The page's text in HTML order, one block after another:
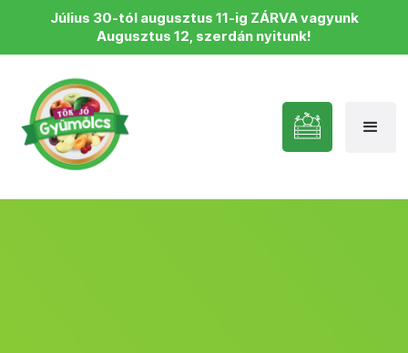
Július 30-tól augusztus 11-ig ZÁRVA vagyunk
Augusztus 12, szerdán nyitunk!